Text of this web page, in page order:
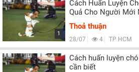
1
Cách Huấn Luyện
Quả Cho Người Mới
Thoả thuận
28/07 4 TP HCM
Cách huấn luyện
cần biết